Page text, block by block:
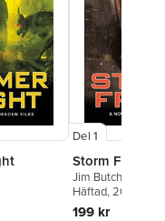
Del 1
Storm Front
Jim Butcher
Häftad, 2000
199 kr